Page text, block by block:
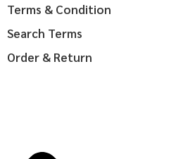
Terms & Condition
Search Terms
Order & Return